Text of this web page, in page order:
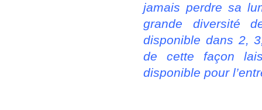
jamais perdre sa
grande diversité
disponible dans 2,
de cette façon
disponible pour